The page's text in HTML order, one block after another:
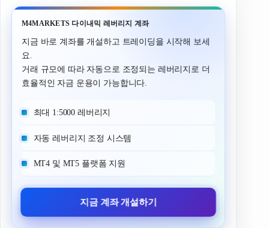
M4MARKETS 다이내믹 레버리지 계좌
지금 바로 계좌를 개설하고 트레이딩을 시작해 보세
요.
거래 규모에 따라 자동으로 조정되는 레버리지로 더
효율적인 자금 운용이 가능합니다.
최대 1:5000 레버리지
자동 레버리지 조정 시스템
MT4 및 MT5 플랫폼 지원
지금 계좌 개설하기